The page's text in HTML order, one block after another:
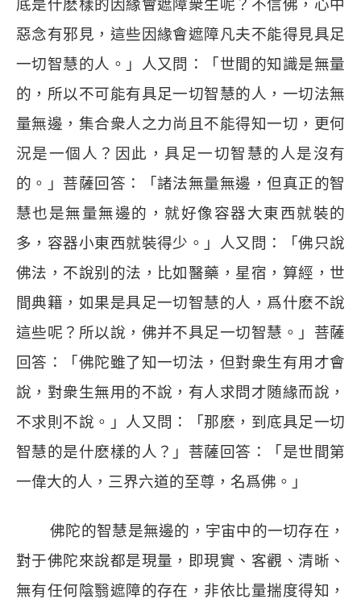
底是什麽樣的因緣會遮障衆生呢？不信佛，心中
惡念有邪見，這些因緣會遮障凡夫不能得見具足
一切智慧的人。」人又問：「世間的知識是無量
的，所以不可能有具足一切智慧的人，一切法無
量無邊，集合衆人之力尚且不能得知一切，更何
況是一個人？因此，具足一切智慧的人是沒有
的。」菩薩回答：「諸法無量無邊，但真正的智
慧也是無量無邊的，就好像容器大東西就裝的
多，容器小東西就裝得少。」人又問：「佛只說
佛法，不說别的法，比如醫藥，星宿，算經，世
間典籍，如果是具足一切智慧的人，爲什麽不說
這些呢？所以說，佛并不具足一切智慧。」菩薩
回答：「佛陀雖了知一切法，但對衆生有用才會
說，對衆生無用的不說，有人求問才随緣而說，
不求則不說。」人又問：「那麽，到底具足一切
智慧的是什麽樣的人？」菩薩回答：「是世間第
一偉大的人，三界六道的至尊，名爲佛。」
佛陀的智慧是無邊的，宇宙中的一切存在，
對于佛陀來說都是現量，即現實、客觀、清晰、
無有任何陰翳遮障的存在，非依比量揣度得知，